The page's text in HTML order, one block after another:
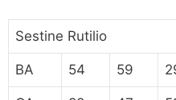
Sestine Rutilio
BA 54 59